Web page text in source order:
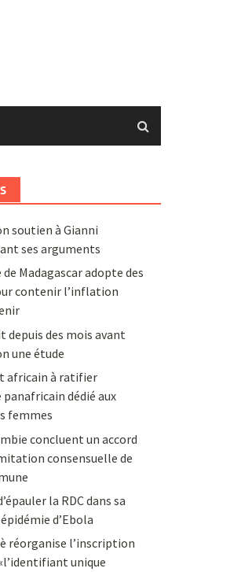
soutien à Gianni
ses arguments
Madagascar adopte des
contenir l’inflation
depuis des mois avant
une étude
africain à ratifier
dédié aux
femmes
concluent un accord
consensuelle de
la RDC dans sa
d’Ebola
réorganise l’inscription
unique